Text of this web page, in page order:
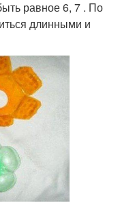
равное 6, 7 . По
длинными и